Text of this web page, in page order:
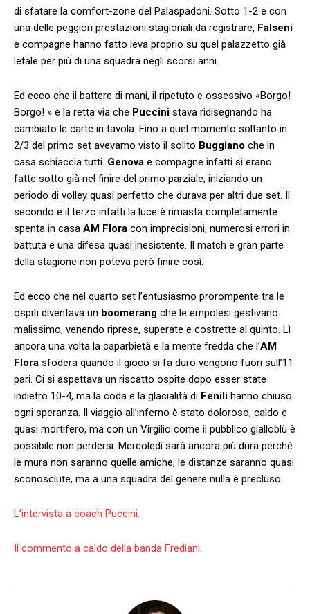
di sfatare la comfort-zone del Palaspadoni. Sotto 1-2 e con
una delle peggiori prestazioni stagionali da registrare, Falseni
e compagne hanno fatto leva proprio su quel palazzetto già
letale per più di una squadra negli scorsi anni.
Ed ecco che il battere di mani, il ripetuto e ossessivo «Borgo!
Borgo! » e la retta via che Puccini stava ridisegnando ha
cambiato le carte in tavola. Fino a quel momento soltanto in
2/3 del primo set avevamo visto il solito Buggiano che in
casa schiaccia tutti. Genova e compagne infatti si erano
fatte sotto già nel finire del primo parziale, iniziando un
periodo di volley quasi perfetto che durava per altri due set. Il
secondo e il terzo infatti la luce è rimasta completamente
spenta in casa AM Flora con imprecisioni, numerosi errori in
battuta e una difesa quasi inesistente. Il match e gran parte
della stagione non poteva però finire così.
Ed ecco che nel quarto set l’entusiasmo prorompente tra le
ospiti diventava un boomerang che le empolesi gestivano
malissimo, venendo riprese, superate e costrette al quinto. Lì
ancora una volta la caparbietà e la mente fredda che l’AM
Flora sfodera quando il gioco si fa duro vengono fuori sull’11
pari. Ci si aspettava un riscatto ospite dopo esser state
indietro 10-4, ma la coda e la glacialità di Fenili hanno chiuso
ogni speranza. Il viaggio all’inferno è stato doloroso, caldo e
quasi mortifero, ma con un Virgilio come il pubblico gialloblù è
possibile non perdersi. Mercoledì sarà ancora più dura perché
le mura non saranno quelle amiche, le distanze saranno quasi
sconosciute, ma a una squadra del genere nulla è precluso.
L’intervista a coach Puccini.
Il commento a caldo della banda Frediani.